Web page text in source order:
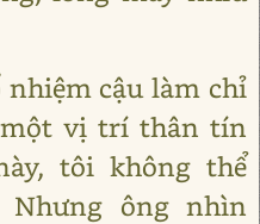
nhiệm cậu làm chỉ
vị trí thân tín
tôi không thể
ông nhìn